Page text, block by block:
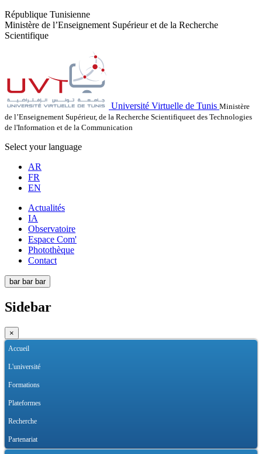
République Tunisienne
Ministère de l’Enseignement Supérieur et de la Recherche
Scientifique
Université Virtuelle de Tunis Ministère
de l’Enseignement Supérieur, de la Recherche Scientifiqueet des Technologies
de l'Information et de la Communication
Select your language
AR
FR
EN
Actualités
IA
Observatoire
Espace Com'
Photothèque
Contact
bar bar bar
Sidebar
×
Accueil
L'université
Formations
Plateformes
Recherche
Partenariat